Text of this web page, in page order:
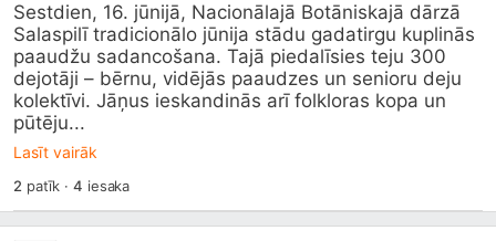
Sestdien, 16. jūnijā, Nacionālajā Botāniskajā dārzā
Salaspilī tradicionālo jūnija stādu gadatirgu kuplinās
paaudžu sadancošana. Tajā piedalīsies teju 300
dejotāji – bērnu, vidējās paaudzes un senioru deju
kolektīvi. Jāņus ieskandinās arī folkloras kopa un
pūtēju...
Lasīt vairāk
2 patīk ·4 iesaka